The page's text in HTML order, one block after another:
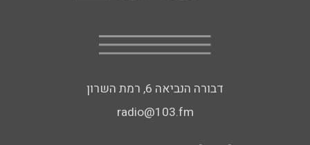
דבורה הנביאה 6, רמת השרון
radio@103.fm